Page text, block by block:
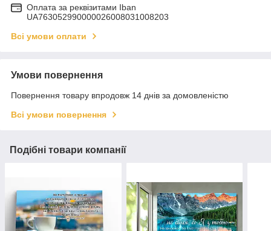
Оплата за реквізитами Iban
UA763052990000026008031008203
Всі умови оплати
Умови повернення
Повернення товару впродовж 14 днів за домовленістю
Всі умови повернення
Подібні товари компанії